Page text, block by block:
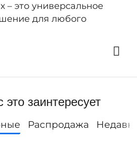
– это универсальное
для любого
заинтересует
Распродажа